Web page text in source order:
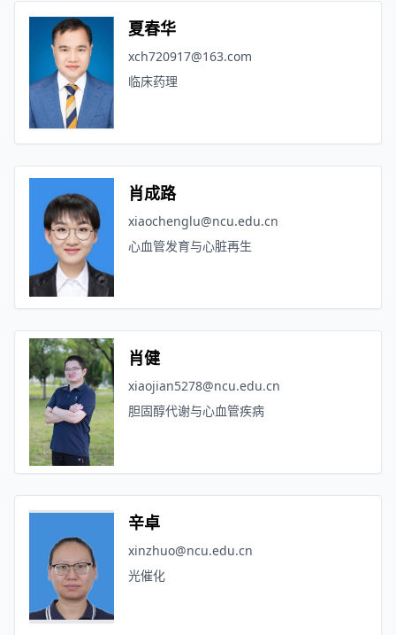
夏春华
xch720917@163.com
临床药理
肖成路
xiaochenglu@ncu.edu.cn
心血管发育与心脏再生
肖健
xiaojian5278@ncu.edu.cn
胆固醇代谢与心血管疾病
辛卓
xinzhuo@ncu.edu.cn
光催化